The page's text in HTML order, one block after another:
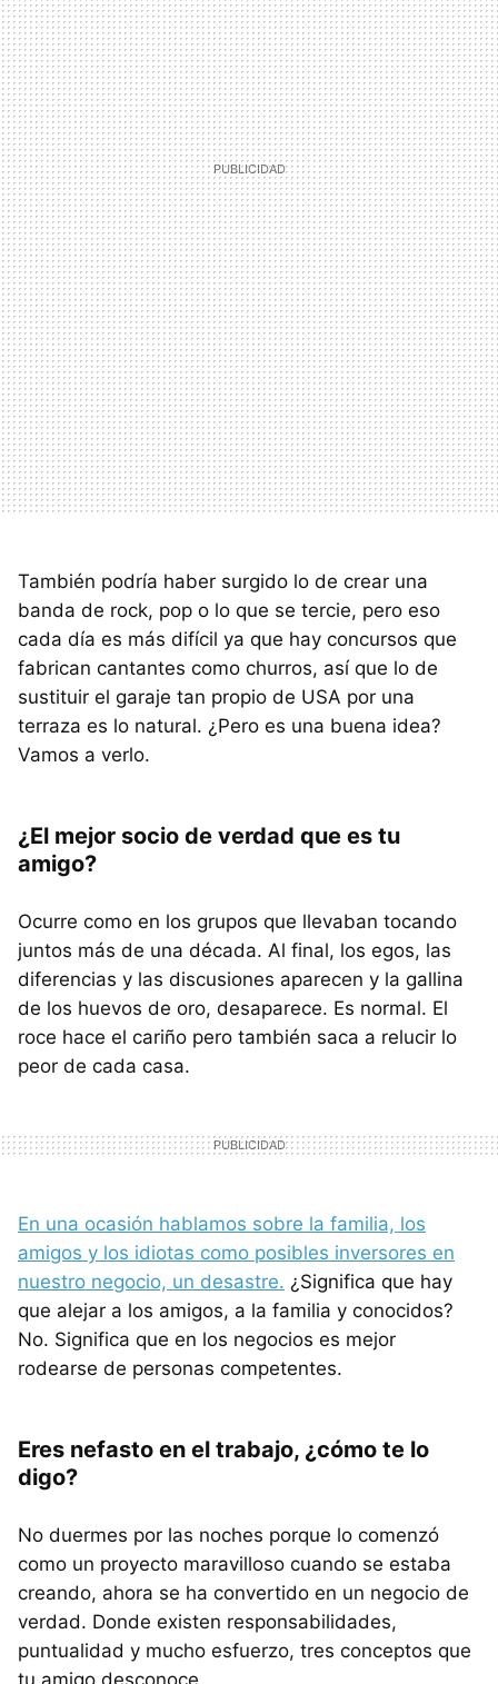
También podría haber surgido lo de crear una
banda de rock, pop o lo que se tercie, pero eso
cada día es más difícil ya que hay concursos que
fabrican cantantes como churros, así que lo de
sustituir el garaje tan propio de USA por una
terraza es lo natural. ¿Pero es una buena idea?
Vamos a verlo.
¿El mejor socio de verdad que es tu
amigo?
Ocurre como en los grupos que llevaban tocando
juntos más de una década. Al final, los egos, las
diferencias y las discusiones aparecen y la gallina
de los huevos de oro, desaparece. Es normal. El
roce hace el cariño pero también saca a relucir lo
peor de cada casa.
En una ocasión hablamos sobre la familia, los
amigos y los idiotas como posibles inversores en
nuestro negocio, un desastre. ¿Significa que hay
que alejar a los amigos, a la familia y conocidos?
No. Significa que en los negocios es mejor
rodearse de personas competentes.
Eres nefasto en el trabajo, ¿cómo te lo
digo?
No duermes por las noches porque lo comenzó
como un proyecto maravilloso cuando se estaba
creando, ahora se ha convertido en un negocio de
verdad. Donde existen responsabilidades,
puntualidad y mucho esfuerzo, tres conceptos que
tu amigo desconoce.